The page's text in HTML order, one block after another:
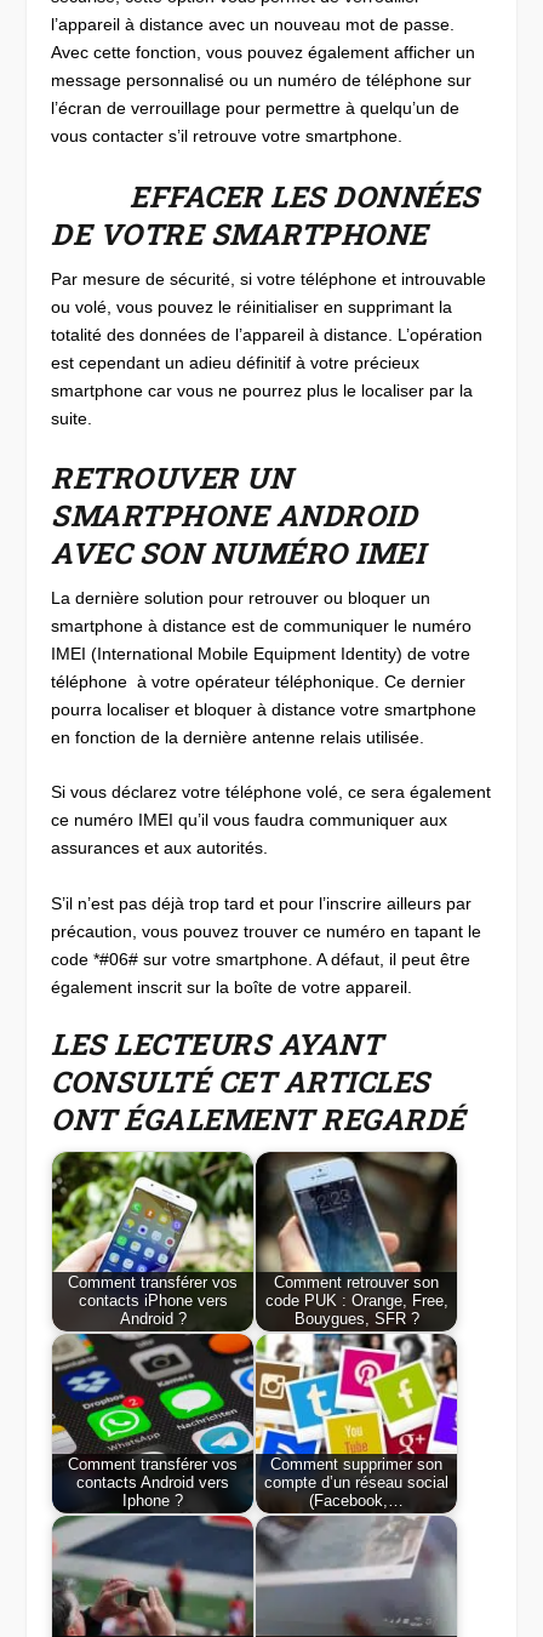
l’appareil à distance avec un nouveau mot de passe.
Avec cette fonction, vous pouvez également afficher un
message personnalisé ou un numéro de téléphone sur
l’écran de verrouillage pour permettre à quelqu’un de
vous contacter s’il retrouve votre smartphone.
EFFACER LES DONNÉES
DE VOTRE SMARTPHONE
Par mesure de sécurité, si votre téléphone et introuvable
ou volé, vous pouvez le réinitialiser en supprimant la
totalité des données de l’appareil à distance. L’opération
est cependant un adieu définitif à votre précieux
smartphone car vous ne pourrez plus le localiser par la
suite.
RETROUVER UN
SMARTPHONE ANDROID
AVEC SON NUMÉRO IMEI
La dernière solution pour retrouver ou bloquer un
smartphone à distance est de communiquer le numéro
IMEI (International Mobile Equipment Identity) de votre
téléphone à votre opérateur téléphonique. Ce dernier
pourra localiser et bloquer à distance votre smartphone
en fonction de la dernière antenne relais utilisée.
Si vous déclarez votre téléphone volé, ce sera également
ce numéro IMEI qu’il vous faudra communiquer aux
assurances et aux autorités.
S’il n’est pas déjà trop tard et pour l’inscrire ailleurs par
précaution, vous pouvez trouver ce numéro en tapant le
code *#06# sur votre smartphone. A défaut, il peut être
également inscrit sur la boîte de votre appareil.
LES LECTEURS AYANT
CONSULTÉ CET ARTICLES
ONT ÉGALEMENT REGARDÉ
Comment transférer vos
contacts iPhone vers
Android ?
Comment retrouver son
code PUK : Orange, Free,
Bouygues, SFR ?
Comment transférer vos
contacts Android vers
Iphone ?
Comment supprimer son
compte d’un réseau social
(Facebook,…